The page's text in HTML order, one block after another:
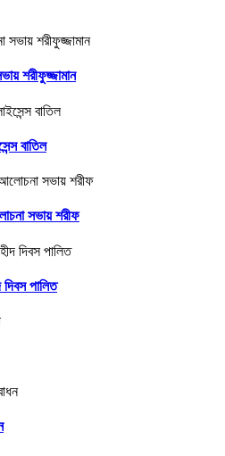
শরীফুজ্জামান
বাতিল
সভায় শরীফ
পালিত